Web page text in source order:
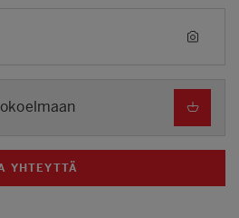
YHTEYTTÄ